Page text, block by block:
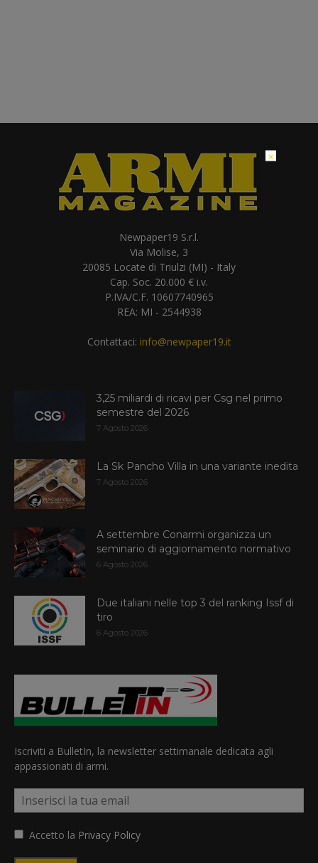
Newpaper19 S.r.l.
Via Molise, 3
20085 Locate di Triulzi (MI) - Italy
Cap. Soc. 20.000 € i.v.
P.IVA/C.F. 10607740965
REA: MI - 2544938
Contattaci: info@newpaper19.it
3,25 miliardi di ricavi per Csg nel primo
semestre del 2026
7 Agosto 2026
La Sk Pancho Villa in una variante inedita
7 Agosto 2026
A settembre Conarmi organizza un
seminario di aggiornamento normativo
6 Agosto 2026
Due italiani nelle top 3 del ranking Issf di
tiro
6 Agosto 2026
Iscriviti a BulletIn, la newsletter settimanale dedicata agli
appassionati di armi.
Accetto la Privacy Policy
×